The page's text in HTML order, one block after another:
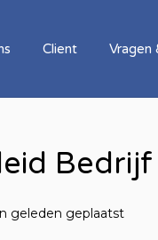
Client Vragen
geleden geplaatst